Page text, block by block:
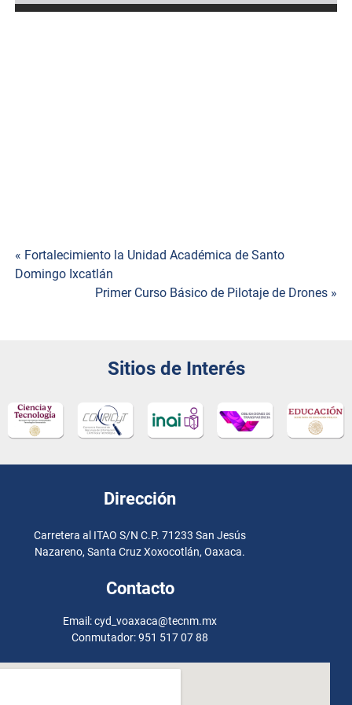
Navegación
« Fortalecimiento la Unidad Académica de Santo
Domingo Ixcatlán
Primer Curso Básico de Pilotaje de Drones »
Sitios de Interés
Dirección
Carretera al ITAO S/N C.P. 71233 San Jesús
Nazareno, Santa Cruz Xoxocotlán, Oaxaca.
Contacto
Email: cyd_voaxaca@tecnm.mx
Conmutador: 951 517 07 88